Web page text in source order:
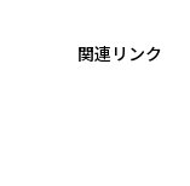
関連リンク